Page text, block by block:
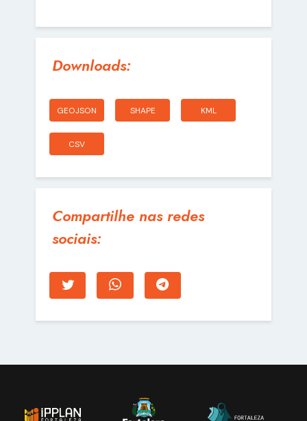
Downloads:
GEOJSON SHAPE KML
CSV
Compartilhe nas redes
sociais: